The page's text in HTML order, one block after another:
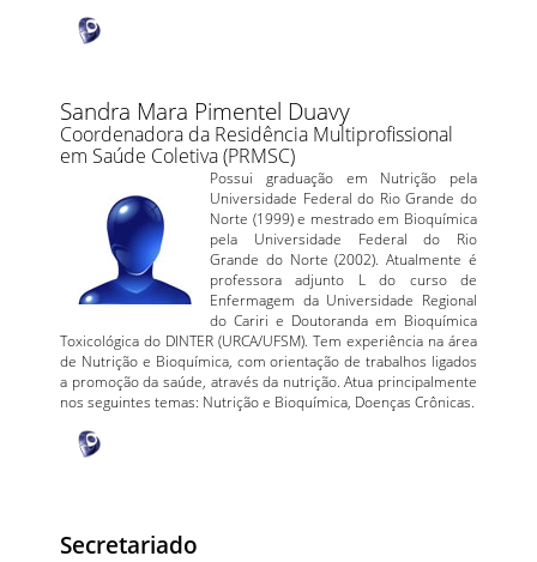
Sandra Mara Pimentel Duavy
Coordenadora da Residência Multiprofissional
em Saúde Coletiva (PRMSC)
Possui graduação em Nutrição pela
Universidade Federal do Rio Grande do
Norte (1999) e mestrado em Bioquímica
pela Universidade Federal do Rio
Grande do Norte (2002). Atualmente é
professora adjunto L do curso de
Enfermagem da Universidade Regional
do Cariri e Doutoranda em Bioquímica
Toxicológica do DINTER (URCA/UFSM). Tem experiência na área
de Nutrição e Bioquímica, com orientação de trabalhos ligados
a promoção da saúde, através da nutrição. Atua principalmente
nos seguintes temas: Nutrição e Bioquímica, Doenças Crônicas.
Secretariado